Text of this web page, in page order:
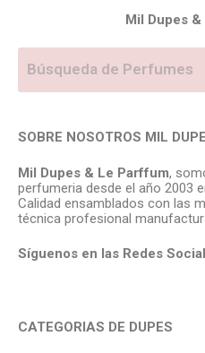
Mil Dupes
SOBRE NOSOTROS MIL
Mil Dupes & Le Parffum,
perfumeria desde el año 2003
Calidad ensamblados con las
técnica profesional
Síguenos en las Redes
CATEGORIAS DE DUPES